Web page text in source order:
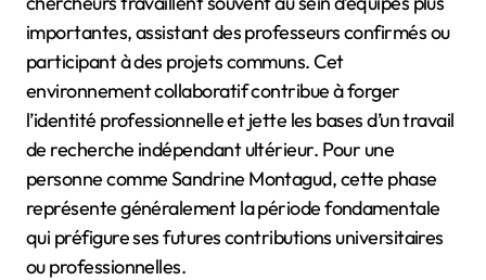
importantes, assistant des professeurs confirmés ou
participant à des projets communs. Cet
environnement collaboratif contribue à forger
l’identité professionnelle et jette les bases d’un travail
de recherche indépendant ultérieur. Pour une
personne comme Sandrine Montagud, cette phase
représente généralement la période fondamentale
qui préfigure ses futures contributions universitaires
ou professionnelles.